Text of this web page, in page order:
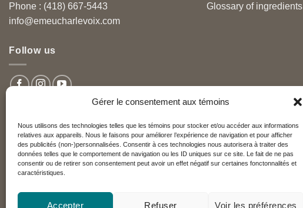
Gérer le consentement aux témoins
Nous utilisons des technologies telles que les témoins pour stocker et/ou accéder aux informations
relatives aux appareils. Nous le faisons pour améliorer l’expérience de navigation et pour afficher
des publicités (non-)personnalisées. Consentir à ces technologies nous autorisera à traiter des
données telles que le comportement de navigation ou les ID uniques sur ce site. Le fait de ne pas
consentir ou de retirer son consentement peut avoir un effet négatif sur certaines fonctonnalités et
caractéristiques.
Accepter Refuser Voir les préférences
Phone : (418) 667-5443
info@emeucharlevoix.com
Follow us
Glossary of ingredients
Nos partenaires